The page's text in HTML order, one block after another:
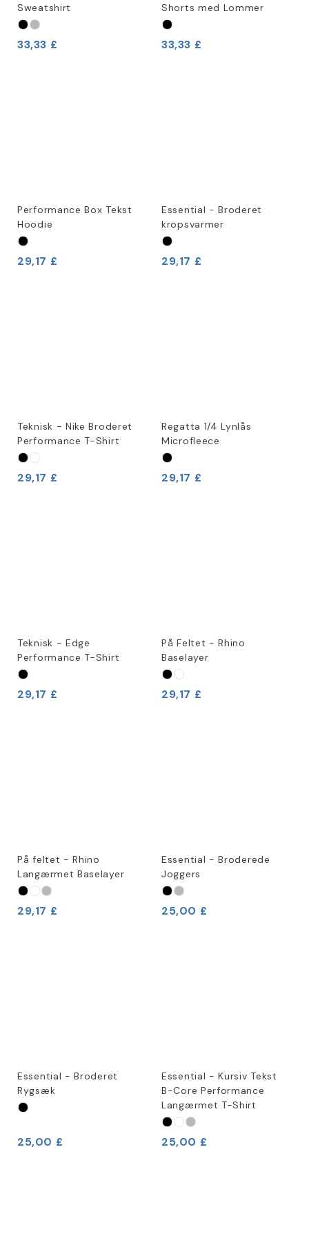
Sweatshirt
33,33 £
Shorts med Lommer
33,33 £
Performance Box Tekst
Hoodie
29,17 £
Essential - Broderet
kropsvarmer
29,17 £
Teknisk - Nike Broderet
Performance T-Shirt
29,17 £
Regatta 1/4 Lynlås
Microfleece
29,17 £
Teknisk - Edge
Performance T-Shirt
29,17 £
På Feltet - Rhino
Baselayer
29,17 £
På feltet - Rhino
Langærmet Baselayer
29,17 £
Essential - Broderede
Joggers
25,00 £
Essential - Broderet
Rygsæk
25,00 £
Essential - Kursiv Tekst
B-Core Performance
Langærmet T-Shirt
25,00 £